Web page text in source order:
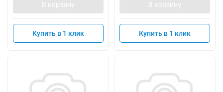
В корзину
Купить в 1 клик
В корзину
Купить в 1 клик